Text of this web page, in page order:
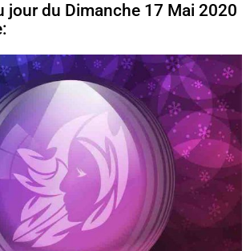
jour du Dimanche 17 Mai 2020